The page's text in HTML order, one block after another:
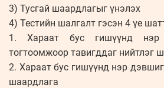
3) Тусгай шаардлагыг үнэлэх
4) Тестийн шалгалт гэсэн 4 үе
1. Хараат бус гишүүнд нэр
тогтоомжоор тавигддаг нийтлэг
2. Хараат бус гишүүнд нэр
шаардлага